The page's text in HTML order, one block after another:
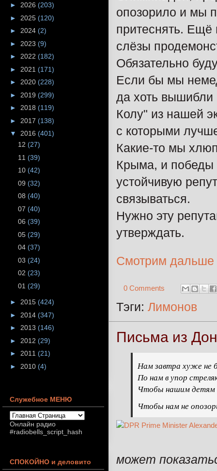
опозорило и мы
притеснять. Ещё
слёзы
Обязательно
Если бы мы
да хоть
Колу" из нашей
с которыми
Какие-то мы
Крыма, и победы
устойчивую
связываться.
Нужно эту
утверждать.
Смотрим
0 Comments
Тэги: Лимонов
Письма из
Нам завтра хуже не
По нам в упор
Чтобы нашим детям
Чтобы нам не
может
► 2026 (203)
► 2025 (120)
► 2024 (2)
► 2023 (9)
► 2022 (182)
► 2021 (171)
► 2020 (228)
► 2019 (299)
► 2018 (119)
► 2017 (138)
▼ 2016 (401)
12 (27)
11 (39)
10 (42)
09 (32)
08 (40)
07 (40)
06 (39)
05 (29)
04 (37)
03 (24)
02 (23)
01 (29)
► 2015 (424)
► 2014 (347)
► 2013 (146)
► 2012 (29)
► 2011 (21)
► 2010 (4)
Служебное МЕНЮ
Онлайн радио
#radiobells_script_hash
СПОКОЙНО и деловито